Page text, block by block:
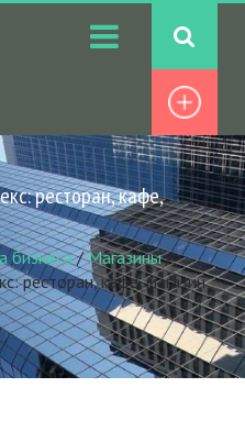
ресторан, кафе,
бизнеса/Магазины/
ресторан, кафе, магазин